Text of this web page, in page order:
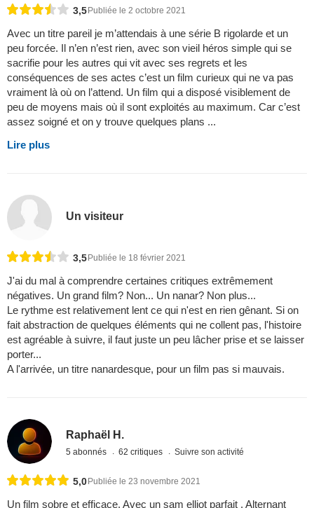
3,5 Publiée le 2 octobre 2021
Avec un titre pareil je m’attendais à une série B rigolarde et un
peu forcée. Il n’en n’est rien, avec son vieil héros simple qui se
sacrifie pour les autres qui vit avec ses regrets et les
conséquences de ses actes c’est un film curieux qui ne va pas
vraiment là où on l’attend. Un film qui a disposé visiblement de
peu de moyens mais où il sont exploités au maximum. Car c’est
assez soigné et on y trouve quelques plans ...
Lire plus
Un visiteur
3,5Publiée le 18 février 2021
J'ai du mal à comprendre certaines critiques extrêmement
négatives. Un grand film? Non... Un nanar? Non plus...
Le rythme est relativement lent ce qui n'est en rien gênant. Si on
fait abstraction de quelques éléments qui ne collent pas, l'histoire
est agréable à suivre, il faut juste un peu lâcher prise et se laisser
porter...
A l'arrivée, un titre nanardesque, pour un film pas si mauvais.
Raphaël H.
5 abonnés 62 critiques Suivre son activité
5,0Publiée le 23 novembre 2021
Un film sobre et efficace. Avec un sam elliot parfait . Alternant